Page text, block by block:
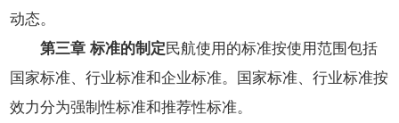
动态。
第三章 标准的制定民航使用的标准按使用范围包括
国家标准、行业标准和企业标准。国家标准、行业标准按
效力分为强制性标准和推荐性标准。